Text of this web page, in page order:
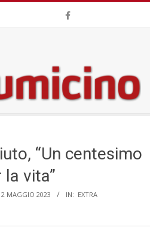
“Un centesimo
la vita”
2 MAGGIO 2023 IN: EXTRA